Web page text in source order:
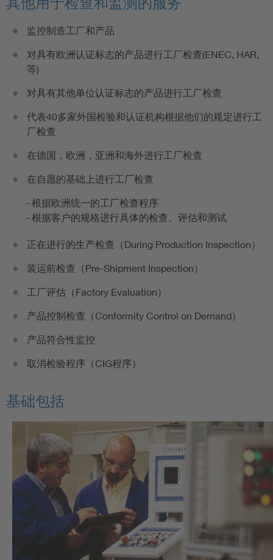
监控制造工厂和产品
对具有欧洲认证标志的产品进行工厂检查(ENEC, HAR,
等)
对具有其他单位认证标志的产品进行工厂检查
代表40多家外国检验和认证机构根据他们的规定进行工
厂检查
在德国，欧洲，亚洲和海外进行工厂检查
在自愿的基础上进行工厂检查
- 根据欧洲统一的工厂检查程序
- 根据客户的规格进行具体的检查、评估和测试
正在进行的生产检查（During Production Inspection）
装运前检查（Pre-Shipment Inspection）
工厂评估（Factory Evaluation）
产品控制检查（Conformity Control on Demand）
产品符合性监控
取消检验程序（CIG程序）
基础包括